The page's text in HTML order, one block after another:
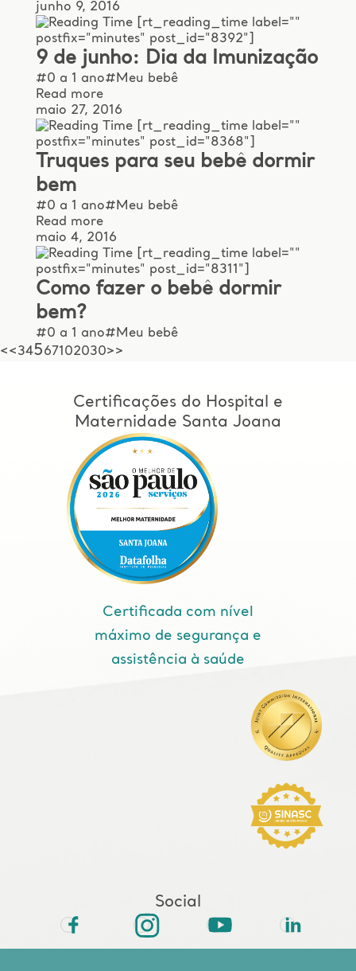
junho 9, 2016
[rt_reading_time label=""
postfix="minutes" post_id="8392"]
9 de junho: Dia da Imunização
#0 a 1 ano#Meu bebê
Read more
maio 27, 2016
[rt_reading_time label=""
postfix="minutes" post_id="8368"]
Truques para seu bebê dormir
bem
#0 a 1 ano#Meu bebê
Read more
maio 4, 2016
[rt_reading_time label=""
postfix="minutes" post_id="8311"]
Como fazer o bebê dormir
bem?
#0 a 1 ano#Meu bebê
<<34567102030>>
Certificações do Hospital e
Maternidade Santa Joana
Certificada com nível
máximo de segurança e
assistência à saúde
Social